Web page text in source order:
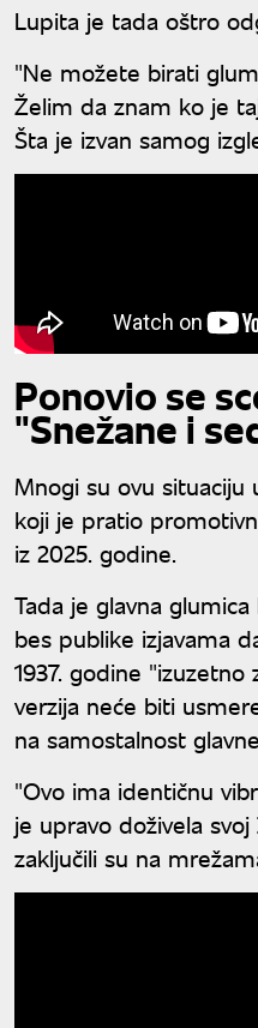
Lupita je tada oštro
"Ne možete birati
Želim da znam ko je
Šta je izvan samog
Ponovio se
"Snežane i
Mnogi su ovu situaciju
koji je pratio
iz 2025. godine.
Tada je glavna glumica
bes publike izjavama
1937. godine "izuzetno
verzija neće biti
na samostalnost
"Ovo ima identičnu
je upravo doživela
zaključili su na